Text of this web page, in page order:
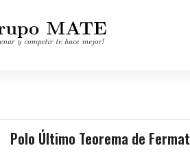
Polo Último Teorema de Fermat